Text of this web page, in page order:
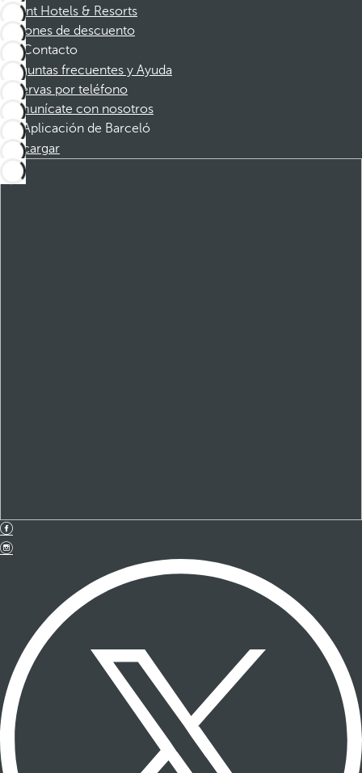
Dorint Hotels & Resorts
Cupones de descuento
Contacto
Preguntas frecuentes y Ayuda
Reservas por teléfono
Comunícate con nosotros
Aplicación de Barceló
Descargar